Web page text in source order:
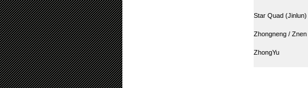
Star Quad (Jinlun)
Zhongneng / Znen
ZhongYu